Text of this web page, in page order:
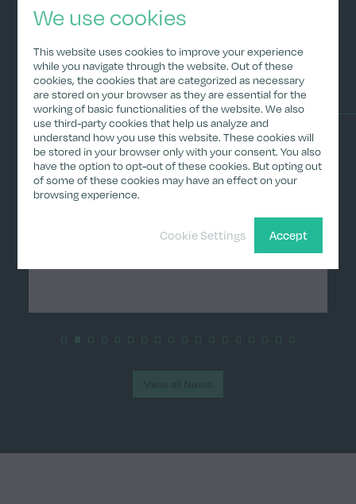
We use cookies
This website uses cookies to improve your experience
while you navigate through the website. Out of these
cookies, the cookies that are categorized as necessary
are stored on your browser as they are essential for the
working of basic functionalities of the website. We also
use third-party cookies that help us analyze and
understand how you use this website. These cookies will
be stored in your browser only with your consent. You also
have the option to opt-out of these cookies. But opting out
of some of these cookies may have an effect on your
browsing experience.
Accept
Cookie Settings
Ad-hoc-Mitteilungen
(Deutsch)
Ad-hoc-Mitteilungen
January 11, 2024
Ad-hoc-Mitteilung nach Artikel 17 der Verordnung